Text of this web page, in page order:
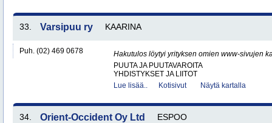
33. Varsipuu ry KAARINA
Puh. (02) 469 0678
Hakutulos löytyi yrityksen omien www-sivujen
PUUTA JA PUUTAVAROITA
YHDISTYKSET JA LIITOT
Lue lisää..
Kotisivut Näytä kartalla
34. Orient-Occident Oy Ltd ESPOO